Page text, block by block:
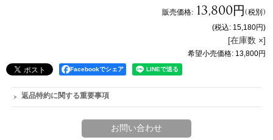
販売価格: 13,800円(税別)
(税込: 15,180円)
[在庫数 ×]
希望小売価格: 13,800円
Facebookでシェア
返品特約に関する重要事項